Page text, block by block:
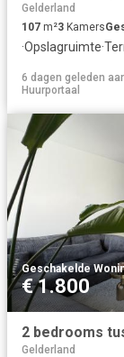
Gelderland
107 m²3 Kamers
·Opslagruimte·
6 dagen geleden
Huurportaal
Geschakelde
€ 1.800
2 bedrooms
Gelderland